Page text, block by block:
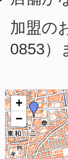
加盟の
0853）
+
−